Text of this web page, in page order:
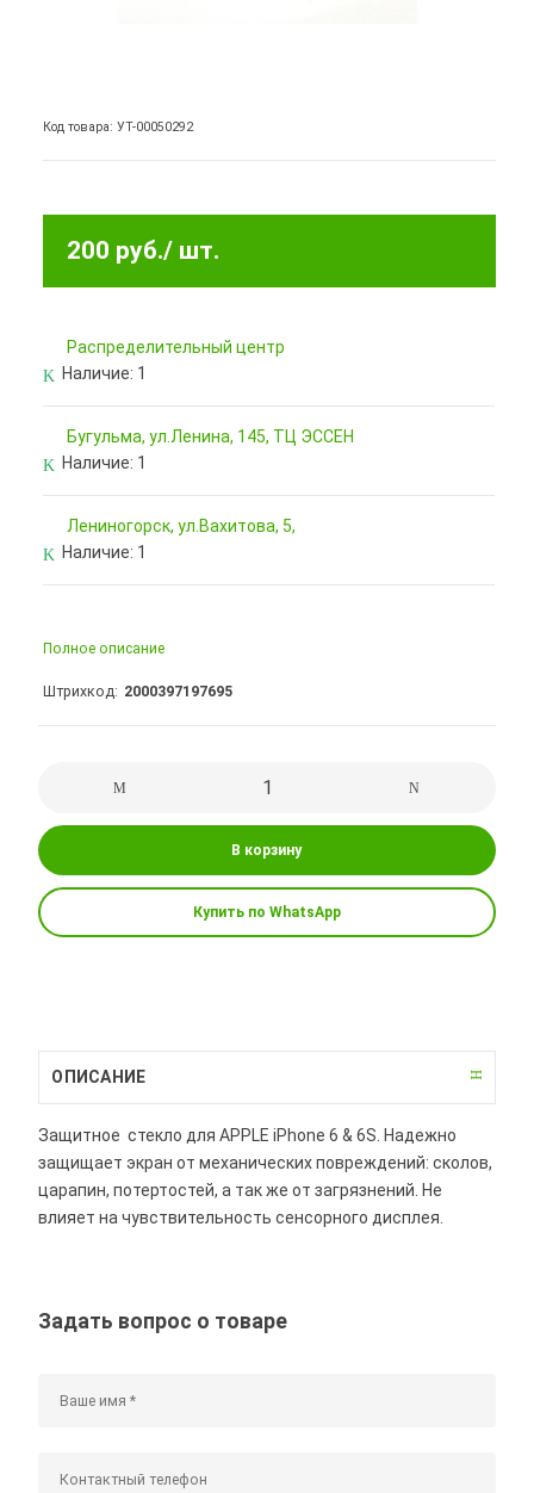
Код товара: УТ-00050292
200 руб./ шт.
Pаспределительный центр
Наличие: 1
Бугульма, ул.Ленина, 145, ТЦ ЭССЕН
Наличие: 1
Лениногорск, ул.Вахитова, 5,
Наличие: 1
Полное описание
Штрихкод 2000397197695
В корзину
Купить по WhatsApp
ОПИСАНИЕ
Защитное стекло для APPLE iPhone 6 & 6S. Надежно
защищает экран от механических повреждений: сколов,
царапин, потертостей, а так же от загрязнений. Не
влияет на чувствительность сенсорного дисплея.
Задать вопрос о товаре